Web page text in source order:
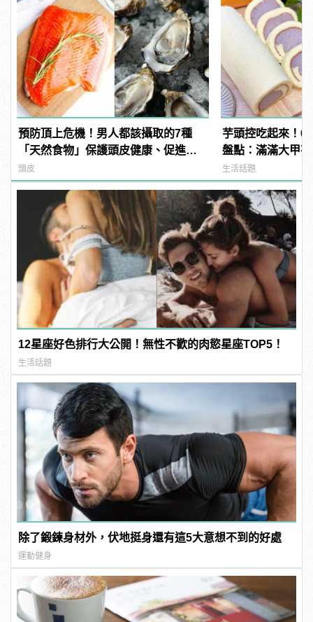
預防頂上危機！男人都該攝取的7種
「天然食物」保護頭皮健康、促進生
髮！
頭皮
芋頭控吃起來！6
盤點：滿滿大甲
生活話題
12星座好色排行大公開！無性不歡的肉慾星座TOP5！
生活話題
除了鍛鍊身材外，伏地挺身還有這5大意想不到的好處
運動健身